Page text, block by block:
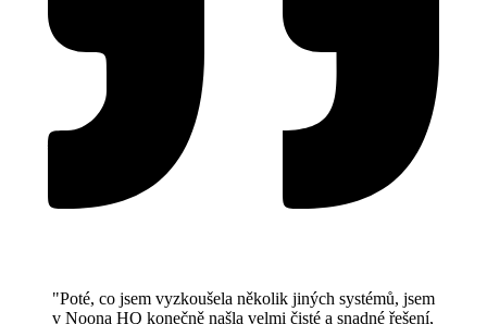
"Poté, co jsem vyzkoušela několik jiných systémů, jsem
v Noona HQ konečně našla velmi čisté a snadné řešení,